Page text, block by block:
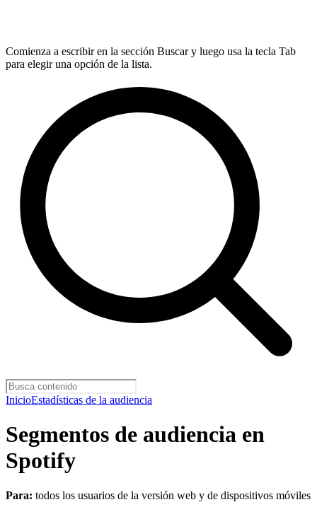
Comienza a escribir en la sección Buscar y luego usa la tecla Tab
para elegir una opción de la lista.
InicioEstadísticas de la audiencia
Segmentos de audiencia en
Spotify
Para: todos los usuarios de la versión web y de dispositivos móviles